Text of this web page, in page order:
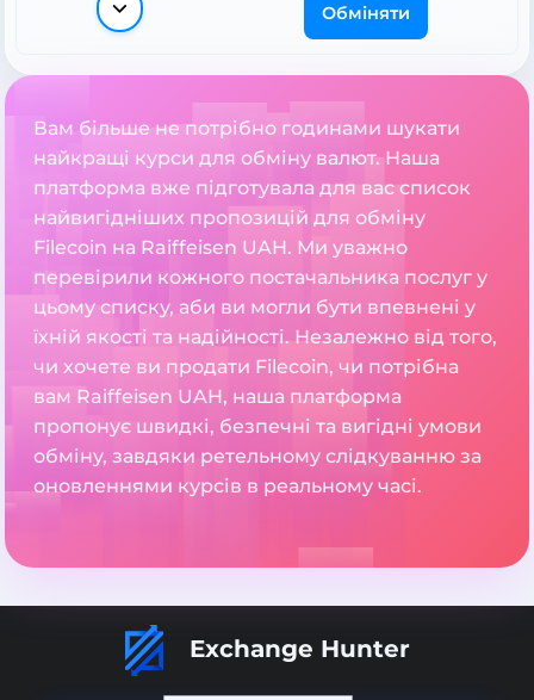
Обміняти
Вам більше не потрібно годинами шукати
найкращі курси для обміну валют. Наша
платформа вже підготувала для вас список
найвигідніших пропозицій для обміну
Filecoin на Raiffeisen UAH. Ми уважно
перевірили кожного постачальника послуг у
цьому списку, аби ви могли бути впевнені у
їхній якості та надійності. Незалежно від того,
чи хочете ви продати Filecoin, чи потрібна
вам Raiffeisen UAH, наша платформа
пропонує швидкі, безпечні та вигідні умови
обміну, завдяки ретельному слідкуванню за
оновленнями курсів в реальному часі.
Exchange Hunter